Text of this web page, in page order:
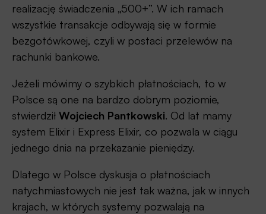
realizację świadczenia „500+”. W ich ramach
wszystkie transakcje odbywają się w formie
bezgotówkowej, czyli w postaci przelewów na
rachunki bankowe.
Jeżeli mówimy o szybkich płatnościach, to w
Polsce są one na bardzo dobrym poziomie,
stwierdził Wojciech Pantkowski. Od lat mamy
system Elixir i Express Elixir, co pozwala w ciągu
jednego dnia na przekazanie pieniędzy.
Dlatego w Polsce dyskusja o płatnościach
natychmiastowych nie jest tak ważna, jak w innych
krajach, w których systemy pozwalają na